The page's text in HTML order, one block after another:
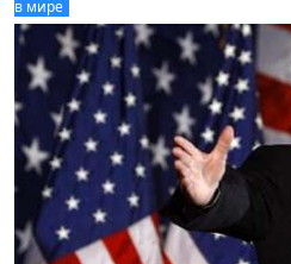
в мире